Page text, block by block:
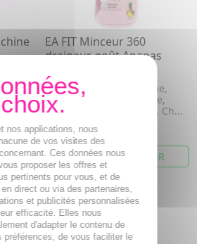
EA FIT Minceur 360
draineur goût Ananas
Tilleul, Artichaut, Caféine,
Guarana, Chardon marie,
Cassis, Aubier de tilleul, Ch...
16,58€
AJOUTER AU PANIER
nos applications, nous
de vos visites des
Ces données nous
proposer les offres et
pertinents pour vous, et de
direct ou via des partenaires,
et publicités personnalisées
efficacité. Elles nous
d'adapter le contenu de
préférences, de vous faciliter le